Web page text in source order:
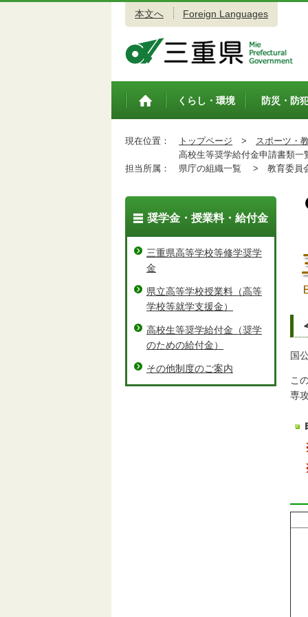
本文へ Foreign Languages
トップペ
くらし・環境 防災・防
現在位置： トップページ >
スポーツ・
高校生等奨学給付金申請書類一
担当所属：
県庁の組織一覧 > 教育委員
国
こ
専
奨学金・授業料・給付金
三重県高等学校等修学奨学
金
県立高等学校授業料（高等
学校等就学支援金）
高校生等奨学給付金（奨学
のための給付金）
その他制度のご案内